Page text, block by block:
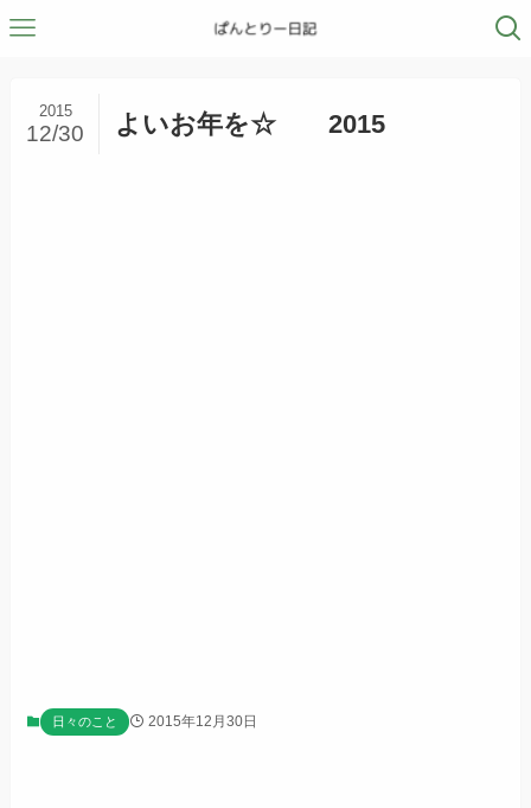
よいお年を☆ 2015
2015
12/30
日々のこと 2015年12月30日